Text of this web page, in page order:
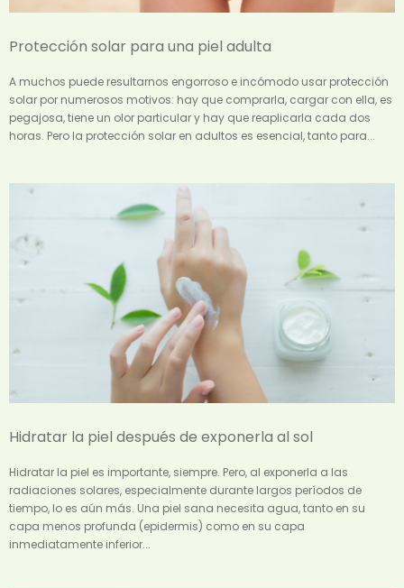
Protección solar para una piel adulta
A muchos puede resultarnos engorroso e incómodo usar protección
solar por numerosos motivos: hay que comprarla, cargar con ella, es
pegajosa, tiene un olor particular y hay que reaplicarla cada dos
horas. Pero la protección solar en adultos es esencial, tanto para...
Hidratar la piel después de exponerla al sol
Hidratar la piel es importante, siempre. Pero, al exponerla a las
radiaciones solares, especialmente durante largos períodos de
tiempo, lo es aún más. Una piel sana necesita agua, tanto en su
capa menos profunda (epidermis) como en su capa
inmediatamente inferior...